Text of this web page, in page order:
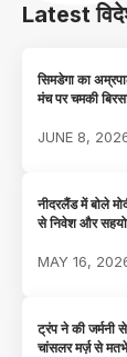
Latest
सिमडेगा का
मंच पर चमकी
JUNE 8,
नीदरलैंड में बोले
से निवेश और
MAY 16,
ट्रंप ने की जर्मनी
चांसलर मर्ज़ से